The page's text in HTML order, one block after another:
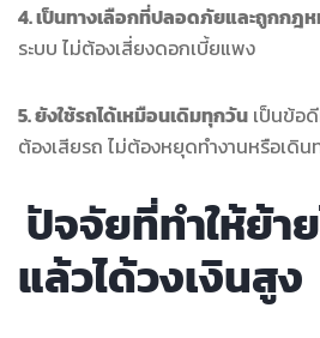
4. เป็นทางเลือกที่ปลอดภัยและถูกกฎ
ระบบ ไม่ต้องเสี่ยงดอกเบี้ยแพง
5. ยังใช้รถได้เหมือนเดิมทุกวัน เป็นข้อ
ต้องเสียรถ ไม่ต้องหยุดทำงานหรือเดิน
ปัจจัยที่ทำให้ย้า
แล้วได้วงเงินสูง